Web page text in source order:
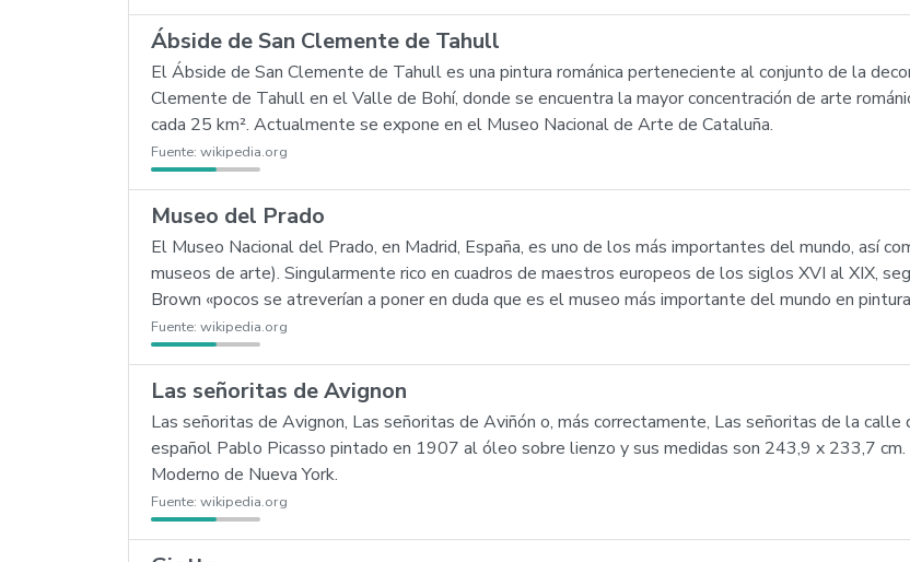
Ábside de San Clemente de Tahull
El Ábside de San Clemente de Tahull es una pintura románica perteneciente al conjunto de la
Clemente de Tahull en el Valle de Bohí, donde se encuentra la mayor concentración de arte
cada 25 km². Actualmente se expone en el Museo Nacional de Arte de Cataluña.
Fuente: wikipedia.org
Museo del Prado
El Museo Nacional del Prado, en Madrid, España, es uno de los más importantes del mundo, así
museos de arte). Singularmente rico en cuadros de maestros europeos de los siglos XVI al XIX,
Brown «pocos se atreverían a poner en duda que es el museo más importante del mundo en
Fuente: wikipedia.org
Las señoritas de Avignon
Las señoritas de Avignon, Las señoritas de Aviñón o, más correctamente, Las señoritas de la
español Pablo Picasso pintado en 1907 al óleo sobre lienzo y sus medidas son 243,9 x 233,7
Moderno de Nueva York.
Fuente: wikipedia.org